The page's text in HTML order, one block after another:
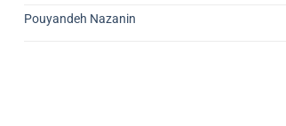
Pouyandeh Nazanin